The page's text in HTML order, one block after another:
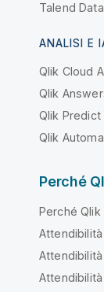
Talend
ANALISI E
Qlik Cloud
Qlik
Qlik Predict
Qlik
Perché
Perché Qlik
Attendibilità